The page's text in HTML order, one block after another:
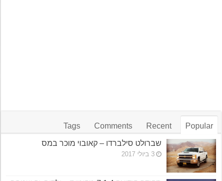
Popular
Recent
Comments
Tags
שברולט סילברדו – קאובוי מוכר במס
3 ביולי 2017